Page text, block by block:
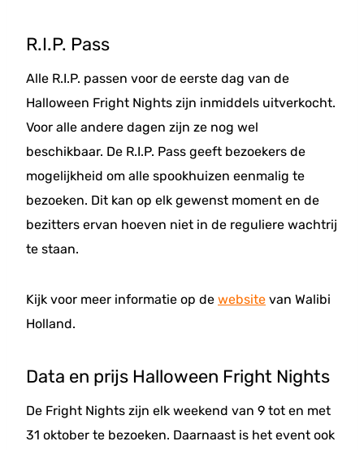
R.I.P. Pass
Alle R.I.P. passen voor de eerste dag van de
Halloween Fright Nights zijn inmiddels uitverkocht.
Voor alle andere dagen zijn ze nog wel
beschikbaar. De R.I.P. Pass geeft bezoekers de
mogelijkheid om alle spookhuizen eenmalig te
bezoeken. Dit kan op elk gewenst moment en de
bezitters ervan hoeven niet in de reguliere wachtrij
te staan.
Kijk voor meer informatie op de website van Walibi
Holland.
Data en prijs Halloween Fright Nights
De Fright Nights zijn elk weekend van 9 tot en met
31 oktober te bezoeken. Daarnaast is het event ook